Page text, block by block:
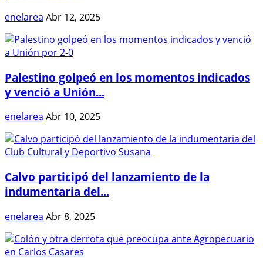
enelarea Abr 12, 2025
Palestino golpeó en los momentos indicados
y venció a Unión...
enelarea Abr 10, 2025
Calvo participó del lanzamiento de la
indumentaria del...
enelarea Abr 8, 2025